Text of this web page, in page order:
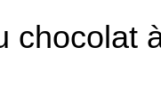
chocolat